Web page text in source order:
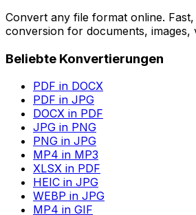
Convert any file format online.
conversion for documents, images,
Beliebte Konvertierungen
PDF in DOCX
PDF in JPG
DOCX in PDF
JPG in PNG
PNG in JPG
MP4 in MP3
XLSX in PDF
HEIC in JPG
WEBP in JPG
MP4 in GIF